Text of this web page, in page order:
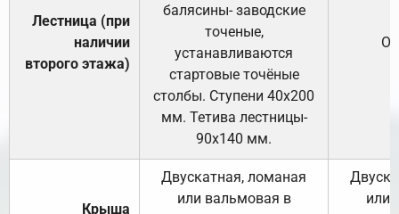
Лестница (при
наличии
второго этажа)
балясины- заводские
точеные,
устанавливаются
стартовые точёные
столбы. Ступени 40х200
мм. Тетива лестницы-
90х140 мм.
Крыша
Двускатная, ломаная
или вальмовая в
или